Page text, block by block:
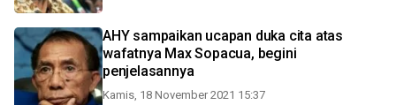
AHY sampaikan ucapan duka cita atas
wafatnya Max Sopacua, begini
penjelasannya
Kamis, 18 November 2021 15:37